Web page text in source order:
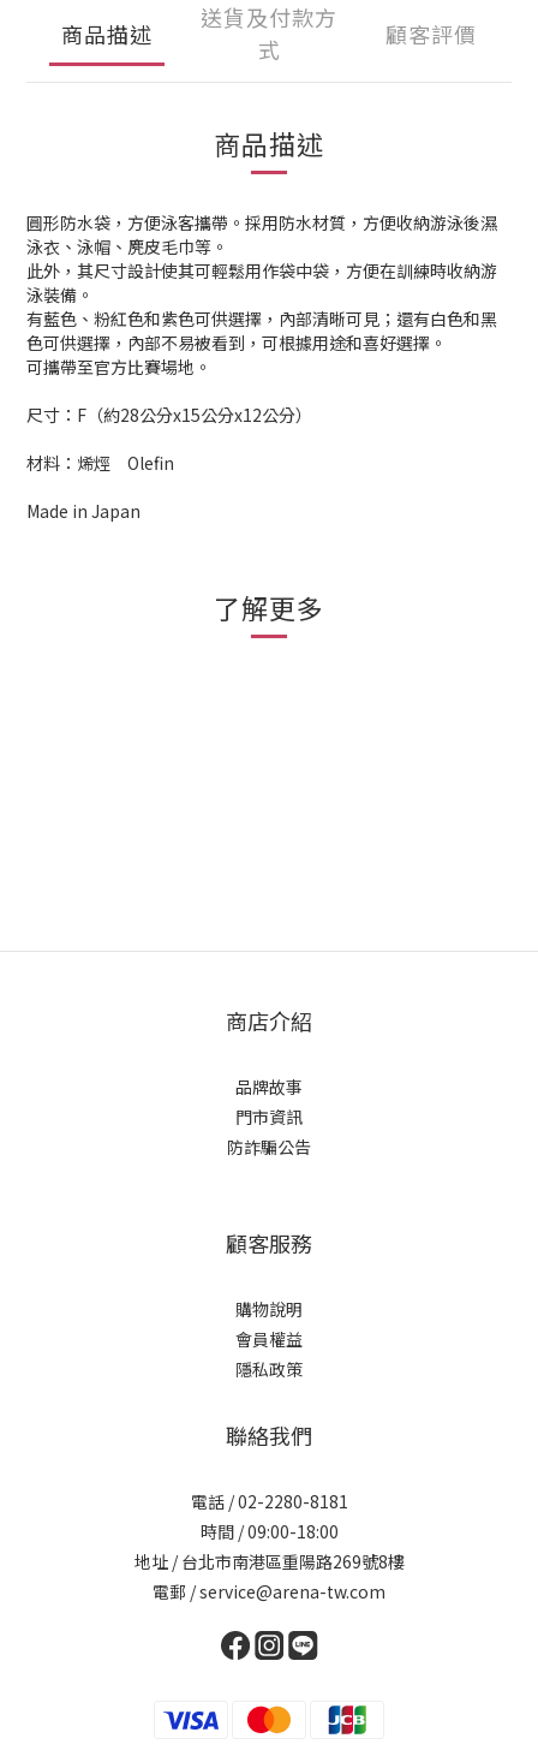
商品描述
送貨及付款方
式
顧客評價
商品描述
圓形防水袋，方便泳客攜帶。採用防水材質，方便收納游泳後濕
泳衣、泳帽、麂皮毛巾等。
此外，其尺寸設計使其可輕鬆用作袋中袋，方便在訓練時收納游
泳裝備。
有藍色、粉紅色和紫色可供選擇，內部清晰可見；還有白色和黑
色可供選擇，內部不易被看到，可根據用途和喜好選擇。
可攜帶至官方比賽場地。
尺寸：F（約28公分x15公分x12公分）
材料：烯烴 Olefin
Made in Japan
了解更多
商店介紹
品牌故事
門市資訊
防詐騙公告
顧客服務
購物說明
會員權益
隱私政策
聯絡我們
電話 / 02-2280-8181
時間 / 09:00-18:00
地址 / 台北市南港區重陽路269號8樓
電郵 / service@arena-tw.com